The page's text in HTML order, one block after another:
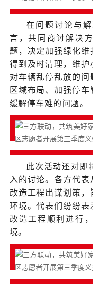
在问题讨论与
言，共同商讨解决
题，决定加强绿化
得到及时清理，维
对车辆乱停乱放的
区域布局、加强停车
缓解停车难的问题。
此次活动还对即
入的讨论。各方代表
改造工程出谋划策
环境。代表们纷纷
改造工程顺利进行
境。